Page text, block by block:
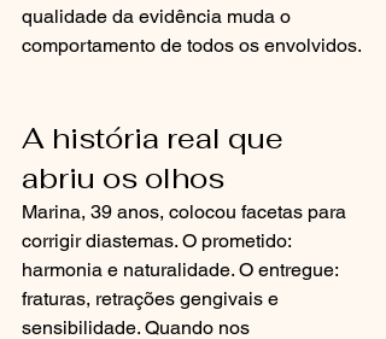
qualidade da evidência muda o
comportamento de todos os envolvidos.
A história real que
abriu os olhos
Marina, 39 anos, colocou facetas para
corrigir diastemas. O prometido:
harmonia e naturalidade. O entregue:
fraturas, retrações gengivais e
sensibilidade. Quando nos